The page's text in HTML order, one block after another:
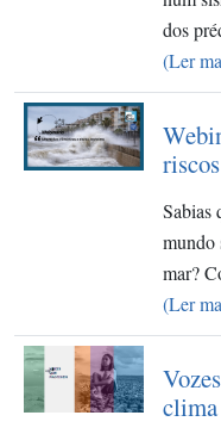
dos
(Ler
Sabias
mundo
mar?
(Ler
clima